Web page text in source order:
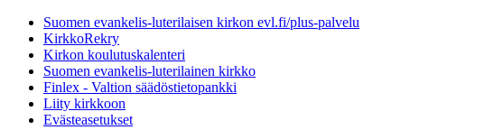
Suomen evankelis-luterilaisen kirkon evl.fi/plus-palvelu
KirkkoRekry
Kirkon koulutuskalenteri
Suomen evankelis-luterilainen kirkko
Finlex - Valtion säädöstietopankki
Liity kirkkoon
Evästeasetukset